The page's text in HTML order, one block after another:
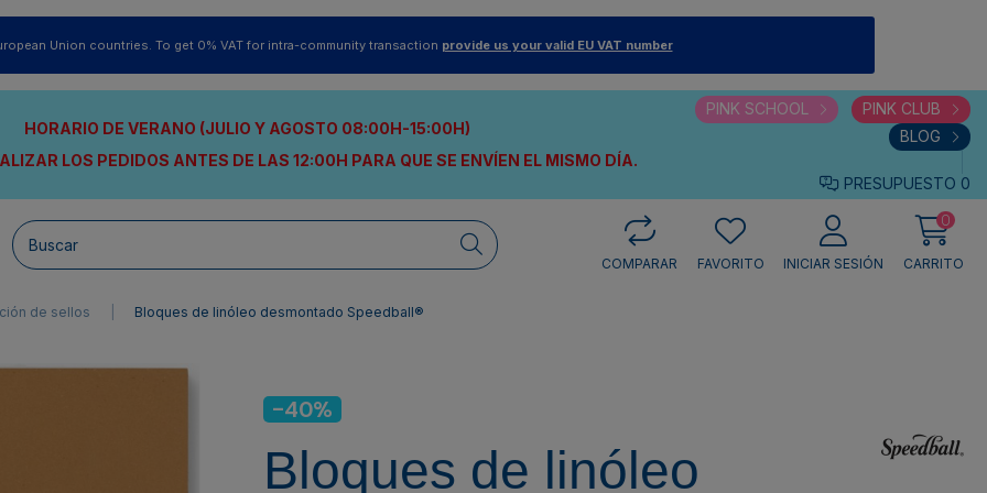
Union countries. To get 0% VAT for intra-community transaction provide us your valid EU VAT number
HORARIO DE VERANO (JULIO Y AGOSTO 08:00H-15:00H)
LOS PEDIDOS ANTES DE LAS 12:00H PARA QUE SE ENVÍEN EL MISMO DÍA.
PINK SCHOOL
PINK CLUB
BLOG
PRESUPUESTO 0
COMPARAR FAVORITO INICIAR SESIÓN
0
CARRITO
de sellos Bloques de linóleo desmontado Speedball®
-40%
Bloques de linóleo